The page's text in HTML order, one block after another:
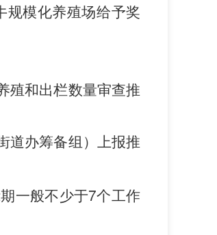
规模化养殖场给予奖
殖和出栏数量审查推
道办筹备组 ）上报推
一般不少于7个工作